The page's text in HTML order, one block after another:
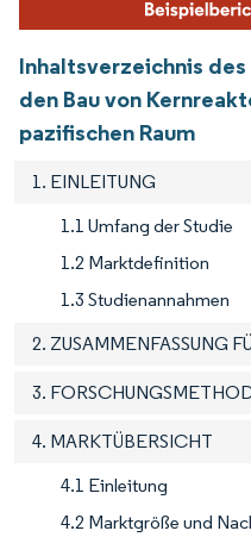
Inhaltsverzeichnis
den Bau von
pazifischen Raum
1. EINLEITUNG
1.1 Umfang der Studie
1.2 Marktdefinition
1.3 Studienannahmen
2. ZUSAMMENFASSUNG
3.
4. MARKTÜBERSICHT
4.1 Einleitung
4.2 Marktgröße und